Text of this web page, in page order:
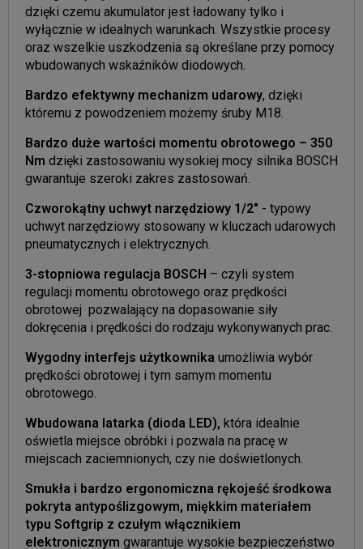
dzięki czemu akumulator jest ładowany tylko i
wyłącznie w idealnych warunkach. Wszystkie procesy
oraz wszelkie uszkodzenia są określane przy pomocy
wbudowanych wskaźników diodowych.
Bardzo efektywny mechanizm udarowy, dzięki
któremu z powodzeniem możemy śruby M18.
Bardzo duże wartości momentu obrotowego – 350
Nm dzięki zastosowaniu wysokiej mocy silnika BOSCH
gwarantuje szeroki zakres zastosowań.
Czworokątny uchwyt narzędziowy 1/2" - typowy
uchwyt narzędziowy stosowany w kluczach udarowych
pneumatycznych i elektrycznych.
3-stopniowa regulacja BOSCH – czyli system
regulacji momentu obrotowego oraz prędkości
obrotowej pozwalający na dopasowanie siły
dokręcenia i prędkości do rodzaju wykonywanych prac.
Wygodny interfejs użytkownika umożliwia wybór
prędkości obrotowej i tym samym momentu
obrotowego.
Wbudowana latarka (dioda LED), która idealnie
oświetla miejsce obróbki i pozwala na pracę w
miejscach zaciemnionych, czy nie doświetlonych.
Smukła i bardzo ergonomiczna rękojeść środkowa
pokryta antypoślizgowym, miękkim materiałem
typu Softgrip z czułym włącznikiem
elektronicznym gwarantuje wysokie bezpieczeństwo